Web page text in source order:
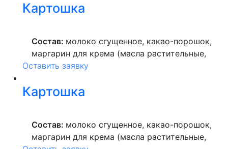
высшего сорта, продукты яичные, масло
растительное, пекарский порошок, молоко
Картошка
Состав: молоко сгущенное, какао-порошок,
маргарин для крема (масла растительные,
вода питьевая, сахар, ароматизатор,
высшего сорта, продукты яичные, масло
растительное, пекарский порошок, молоко
Оставить заявку
Картошка
Состав: молоко сгущенное, какао-порошок,
маргарин для крема (масла растительные,